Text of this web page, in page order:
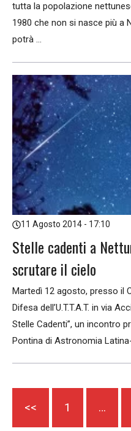
tutta la popolazione
1980 che non si nasce più a
potrà ...
11 Agosto 2014 - 17:10
Stelle cadenti a
scrutare il cielo
Martedì 12 agosto, presso il
Difesa dell’U.T.T.A.T. in via
Stelle Cadenti”, un incontro
Pontina di Astronomia
<< 1 …